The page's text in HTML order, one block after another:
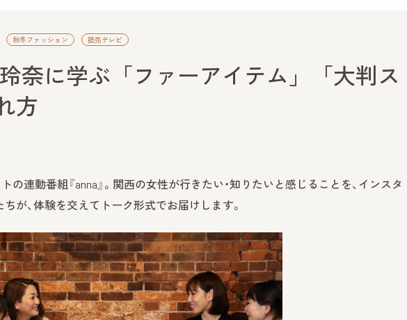
秋冬ファッション 読売テレビ
奈に学ぶ「ファーアイテム」「大判ス
方
の連動番組『anna』。関西の女性が行きたい・知りたいと感じることを、インスタ
が、体験を交えてトーク形式でお届けします。